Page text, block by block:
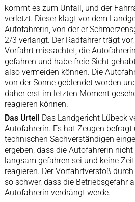
kommt es zum Unfall, und der
verletzt. Dieser klagt vor dem
Autofahrerin, von der er
2/3 verlangt. Der Radfahrer trägt
Vorfahrt missachtet, die
gefahren und habe freie Sicht
also vermeiden können. Die
von der Sonne geblendet worden
daher erst im letzten Moment
reagieren können.
Das Urteil Das Landgericht Lübeck
Autofahrerin. Es hat Zeugen
technischen Sachverständigen
ergeben, dass die Autofahrerin
langsam gefahren sei und keine
reagieren. Der Vorfahrtverstoß
so schwer, dass die Betriebsgefahr
Autofahrerin verdrängt werde.